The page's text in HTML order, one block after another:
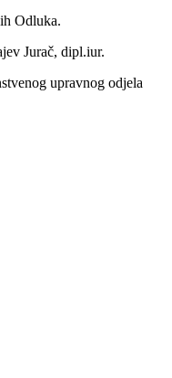
Odluka.
Jurač, dipl.iur.
upravnog odjela